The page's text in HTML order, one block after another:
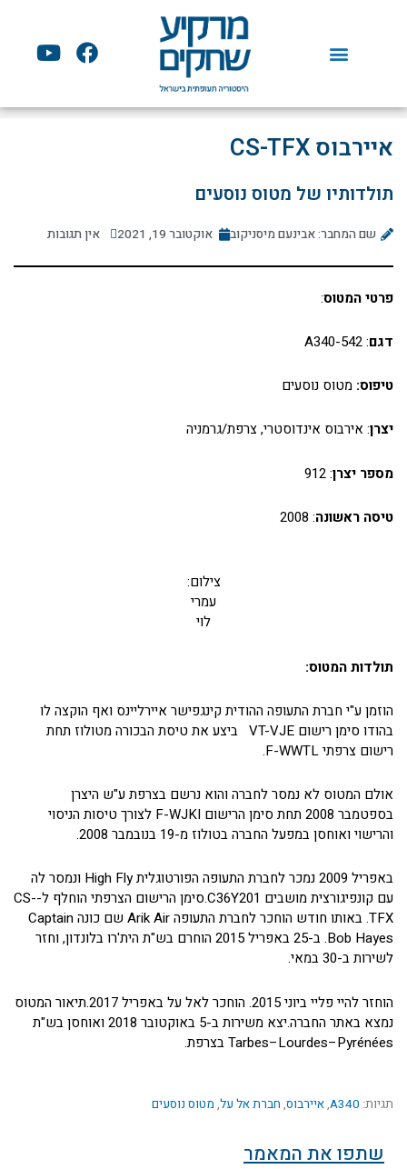
F
a
e
Y
o
t
איירבוס CS-TFX
תולדותיו של מטוס נוסעים
שם המחבר: אבינעם מיסניקוב אוקטובר 19, 2021 אין תגובות
פרטי המטוס:
דגם: A340-542
טיפוס: מטוס נוסעים
יצרן: אירבוס אינדוסטרי, צרפת/גרמניה
מספר יצרן: 912
טיסה ראשונה: 2008
צילום:
עמרי
לוי
תולדות המטוס:
הוזמן ע"י חברת התעופה ההודית קינגפישר איירליינס ואף הוקצה לו
בהודו סימן רישום VT-VJE ביצע את טיסת הבכורה מטולוז תחת
רישום צרפתי F-WWTL.
אולם המטוס לא נמסר לחברה והוא נרשם בצרפת ע"ש היצרן
בספטמבר 2008 תחת סימן הרישום F-WJKI לצורך טיסות הניסוי
והרישוי ואוחסן במפעל החברה בטולוז מ-19 בנובמבר 2008.
באפריל 2009 נמכר לחברת התעופה הפורטוגלית High Fly ונמסר לה
עם קונפיגורצית מושבים C36Y201.סימן הרישום הצרפתי הוחלף ל-CS-
TFX. באותו חודש הוחכר לחברת התעופה Arik Air שם כונה Captain
Bob Hayes. ב-25 באפריל 2015 הוחרם בש"ת הית'רו בלונדון, וחזר
לשירות ב-30 במאי.
הוחזר להיי פליי ביוני 2015. הוחכר לאל על באפריל 2017.תיאור המטוס
נמצא באתר החברה.יצא משירות ב-5 באוקטובר 2018 ואוחסן בש"ת
Tarbes–Lourdes–Pyrénées בצרפת.
תגיות: A340
,איירבוס, חברת אל על, מטוס נוסעים
שתפו את המאמר